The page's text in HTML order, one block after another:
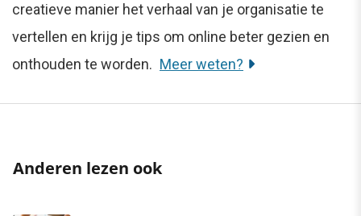
creatieve manier het verhaal van je organisatie te
vertellen en krijg je tips om online beter gezien en
onthouden te worden. Meer weten?
Anderen lezen ook